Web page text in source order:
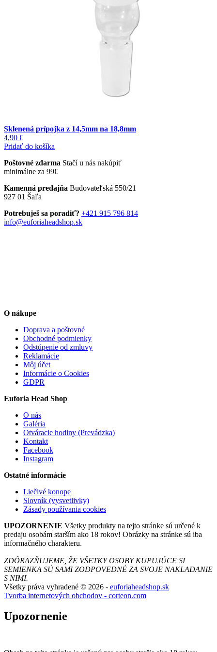
Sklenená prípojka z 14,5mm na 18,8mm
4,90 €
Pridať do košíka
Poštovné zdarma Stačí u nás nakúpiť
minimálne za 99€
Kamenná predajňa Budovateľská 550/21
927 01 Šaľa
Potrebuješ sa poradiť? +421 915 796 814
info@euforiaheadshop.sk
O nákupe
Doprava a poštovné
Obchodné podmienky
Odstúpenie od zmluvy
Reklamácie
Môj účet
Informácie o Cookies
GDPR
Euforia Head Shop
O nás
Galéria
Otváracie hodiny (Prevádzka)
Kontakt
Facebook
Instagram
Ostatné informácie
Liečivé konope
Slovník (vysvetlivky)
Zásady používania cookies
UPOZORNENIE Všetky produkty na tejto stránke sú určené k
predaju osobám starším ako 18 rokov! Obrázky na stránke sú iba
informačného charakteru.
ZDÔRAZŇUJEME, ŽE VŠETKY OSOBY KUPUJÚCE SI
SEMIENKA SÚ SAMI ZODPOVEDNÉ ZA SVOJE NAKLADANIE
S NIMI.
Všetky práva vyhradené © 2026 - euforiaheadshop.sk
Tvorba internetových obchodov - corteon.com
Upozornenie